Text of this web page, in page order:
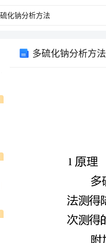
多硫化钠分析方法